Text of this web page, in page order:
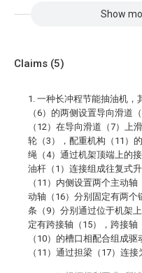
Show
Claims (5)
1. 一种长冲程节能抽油机，
（6）的两侧设置导向滑道
（12）在导向滑道（7）上
轮（3），配重机构（11）
绳（4）通过机架顶端上的
油杆（1）连接组成往复式
（11）内侧设置两个主动
动轴（16）分别固定有两个
条（9）分别通过位于机架
定有跨接轴（15），跨接
（10）的槽口相配合组成
（11）通过担梁（17）连